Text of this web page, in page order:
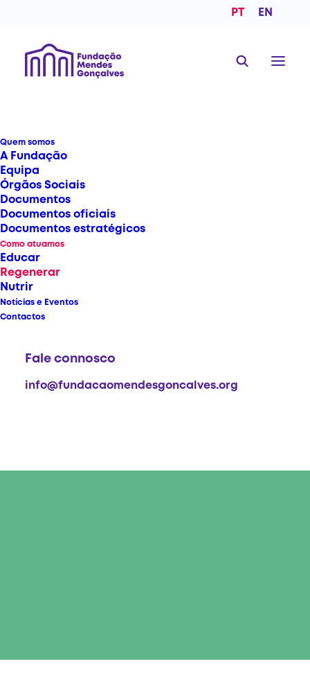
PT EN
Quem somos
A Fundação
Equipa
Órgãos Sociais
Documentos
Documentos oficiais
Documentos estratégicos
Como atuamos
Educar
Regenerar
Nutrir
Notícias e Eventos
Contactos
Fale connosco
info@fundacaomendesgoncalves.org